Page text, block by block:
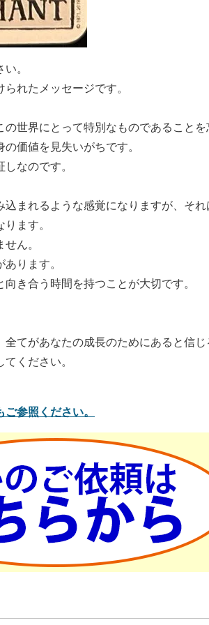
。
れたメッセージです。
世界にとって特別なものであること
価値を見失いがちです。
なのです。
まれるような感覚になりますが、そ
ます。
ん。
ります。
き合う時間を持つことが大切です。
てがあなたの成長のためにあると信
ください。
参照ください。